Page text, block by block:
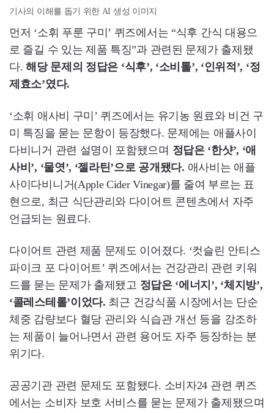
기사의 이해를 돕기 위한 AI 생성 이미지
먼저 ‘소휘 푸룬 구미’ 퀴즈에서는 “식후 간식 대용으
로 즐길 수 있는 제품 특징”과 관련된 문제가 출제됐
다.해당 문제의 정답은 ‘식후’, ‘소비톨’, ‘인위적’, ‘정
제효소’였다.
‘소휘 애사비 구미’ 퀴즈에서는 유기농 원료와 비건 구
미 특징을 묻는 문항이 등장했다. 문제에는 애플사이
다비니거 관련 설명이 포함됐으며 정답은 ‘한샷’, ‘애
사비’, ‘물엿’, ‘젤라틴’으로 공개됐다. 애사비는 애플
사이다비니거(Apple Cider Vinegar)를 줄여 부르는 표
현으로, 최근 식단관리와 다이어트 콘텐츠에서 자주
언급되는 원료다.
다이어트 관련 제품 문제도 이어졌다. ‘컷슬린 안티스
파이크 포 다이어트’ 퀴즈에서는 건강관리 관련 키워
드를 묻는 문제가 출제됐고 정답은 ‘에너지’, ‘체지방’,
‘콜레스테롤’이었다. 최근 건강식품 시장에서는 단순
체중 감량보다 혈당 관리와 식습관 개선 등을 강조하
는 제품이 늘어나면서 관련 용어도 자주 등장하는 분
위기다.
공공기관 관련 문제도 포함됐다. 소비자24 관련 퀴즈
에서는 소비자 보호 서비스를 묻는 문제가 출제됐으며